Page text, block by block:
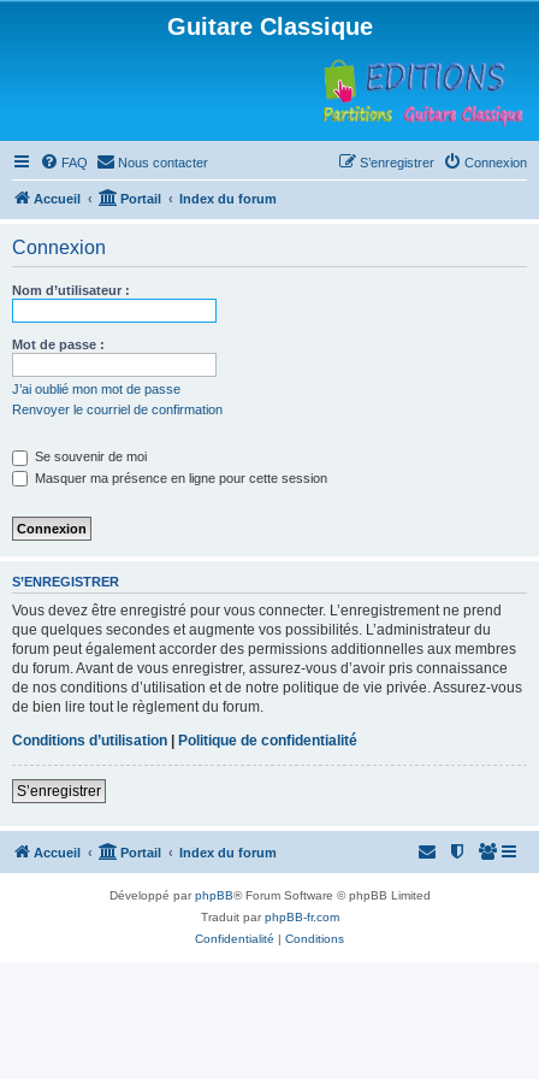
Guitare Classique
FAQ Nous contacter Connexion
S’enregistrer
Accueil Portail Index du forum
Connexion
Nom d’utilisateur :
Mot de passe :
J’ai oublié mon mot de passe
Renvoyer le courriel de confirmation
Se souvenir de moi
Masquer ma présence en ligne pour cette session
S’ENREGISTRER
Vous devez être enregistré pour vous connecter. L’enregistrement ne prend
que quelques secondes et augmente vos possibilités. L’administrateur du
forum peut également accorder des permissions additionnelles aux membres
du forum. Avant de vous enregistrer, assurez-vous d’avoir pris connaissance
de nos conditions d’utilisation et de notre politique de vie privée. Assurez-vous
de bien lire tout le règlement du forum.
Conditions d’utilisation | Politique de confidentialité
S’enregistrer
Accueil Portail Index du forum
Développé parphpBB® Forum Software © phpBB Limited
Traduit parphpBB-fr.com
Confidentialité | Conditions